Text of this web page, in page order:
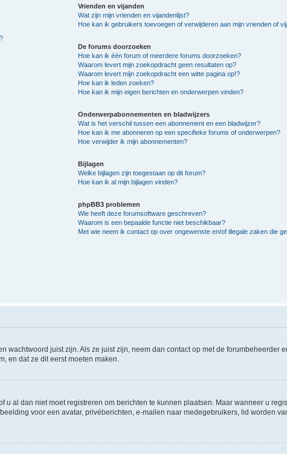
Vrienden en vijanden
Wat zijn mijn vrienden en vijandenlijst?
Hoe kan ik gebruikers toevoegen of verwijderen aan mijn vrienden of
De forums doorzoeken
Hoe kan ik één forum of meerdere forums doorzoeken?
Waarom levert mijn zoekopdracht geen resultaten op?
Waarom levert mijn zoekopdracht een witte pagina op!?
Hoe kan ik leden zoeken?
Hoe kan ik mijn eigen berichten en onderwerpen vinden?
Onderwerpabonnementen en bladwijzers
Wat is het verschil tussen een abonnement en een bladwijzer?
Hoe kan ik me abonneren op een specifieke forums of onderwerpen?
Hoe verwijder ik mijn abonnementen?
Bijlagen
Welke bijlagen zijn toegestaan op dit forum?
Hoe kan ik al mijn bijlagen vinden?
phpBB3 problemen
Wie heeft deze forumsoftware geschreven?
Waarom is een bepaalde functie niet beschikbaar?
Met wie neem ik contact op over ongewenste en/of illegale zaken die
juist zijn. Als ze juist zijn, neem dan contact op met de forumbeheerder
en dat ze dit eerst moeten maken.
al dan niet moet registreren om berichten te kunnen plaatsen. Maar wanneer u
voor een avatar, privéberichten, e-mailen naar medegebruikers, lid worden